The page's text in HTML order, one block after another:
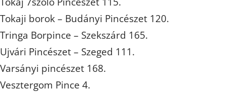
Tokaji borok – Budányi Pincészet 120.
Tringa Borpince – Szekszárd 165.
Ujvári Pincészet – Szeged 111.
Varsányi pincészet 168.
Vesztergom Pince 4.